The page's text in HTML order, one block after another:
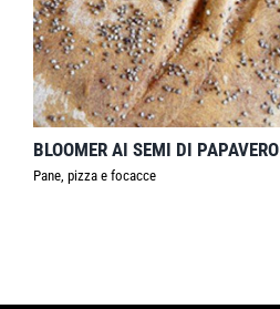
BLOOMER AI SEMI DI PAPAVERO
Pane, pizza e focacce